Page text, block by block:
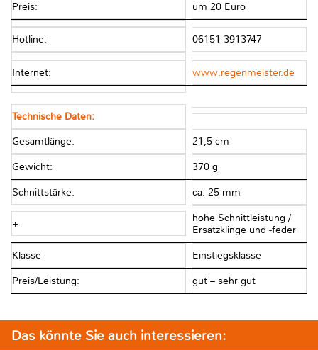
Preis: um 20 Euro
Hotline: 06151 3913747
Internet: www.regenmeister.de
Technische Daten:
Gesamtlänge: 21,5 cm
Gewicht: 370 g
Schnittstärke: ca. 25 mm
+
hohe Schnittleistung /
Ersatzklinge und -feder
Klasse Einstiegsklasse
Preis/Leistung: gut – sehr gut
Das könnte Sie auch interessieren: